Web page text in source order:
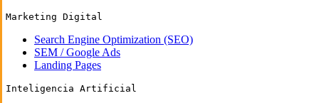
Marketing Digital
Search Engine Optimization (SEO)
SEM / Google Ads
Landing Pages
Inteligencia Artificial